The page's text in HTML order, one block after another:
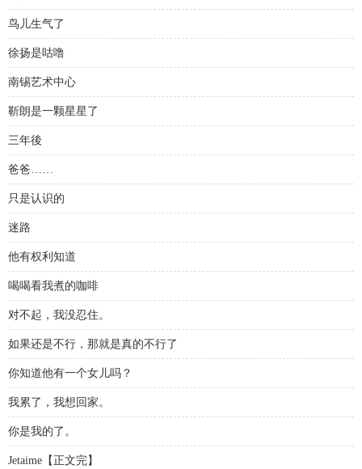
鸟儿生气了
徐扬是咕噜
南锡艺术中心
靳朗是一颗星星了
三年後
爸爸……
只是认识的
迷路
他有权利知道
喝喝看我煮的咖啡
对不起，我没忍住。
如果还是不行，那就是真的不行了
你知道他有一个女儿吗？
我累了，我想回家。
你是我的了。
Jetaime【正文完】